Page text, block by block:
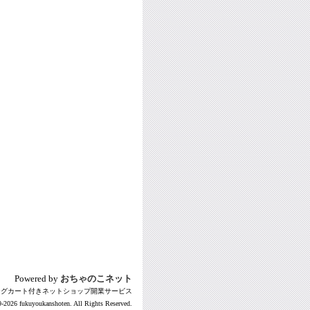
Powered by おちゃのこネット
カート付きネットショップ開業サービス
2026 fukuyoukanshoten. All Rights Reserved.